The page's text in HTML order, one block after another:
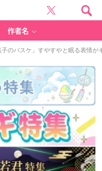
作者名
のバスケ」すやすやと眠る表情が